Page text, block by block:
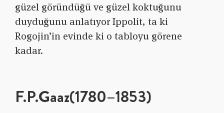
güzel göründüğü ve güzel koktuğunu
duyduğunu anlatıyor Ippolit, ta ki
Rogojin’in evinde ki o tabloyu görene
kadar.
F.P.Gaaz(1780–1853)